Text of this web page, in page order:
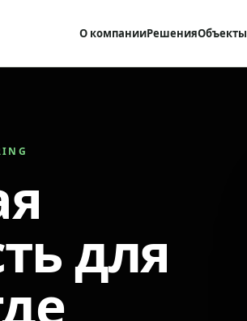
О компанииРешенияОбъекты
для